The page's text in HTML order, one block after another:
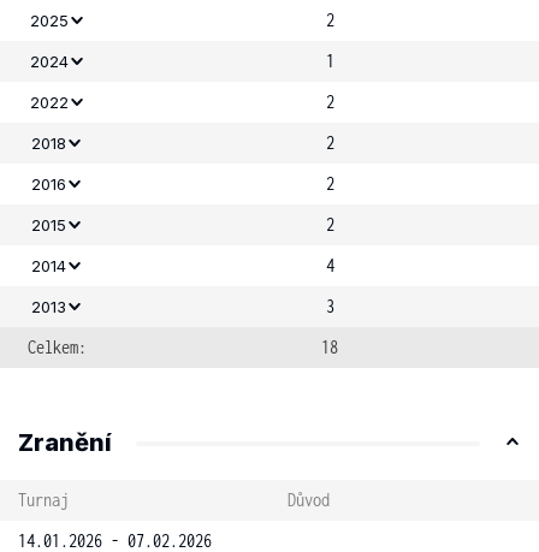
2025 2
2024 1
2022 2
2018 2
2016 2
2015 2
2014 4
2013
3
Celkem:
18
Zranění
Turnaj
Důvod
14.01.2026 - 07.02.2026